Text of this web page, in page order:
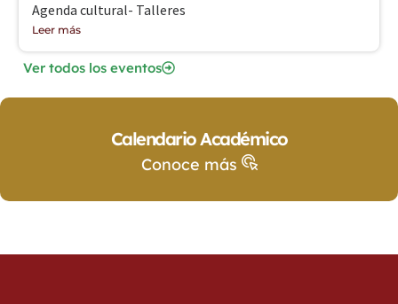
Agenda cultural- Talleres
Leer más
Ver todos los eventos
Calendario Académico
Conoce más